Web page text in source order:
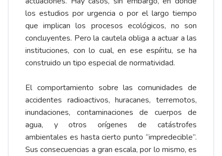
los estudios por urgencia o por el largo tiempo
que implican los procesos ecológicos, no son
concluyentes. Pero la cautela obliga a actuar a las
instituciones, con lo cual, en ese espíritu, se ha
construido un tipo especial de normatividad.
El comportamiento sobre las comunidades de
accidentes radioactivos, huracanes, terremotos,
inundaciones, contaminaciones de cuerpos de
agua, y otros orígenes de catástrofes
ambientales es hasta cierto punto “impredecible”.
Sus consecuencias a gran escala, por lo mismo, es